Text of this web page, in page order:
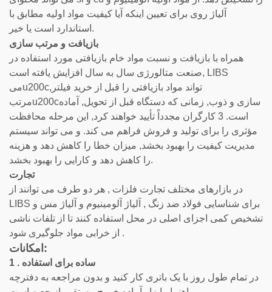
آلیاژ روی برای تعیین اینکه آیا کیفیت مواد اولیه مطابق با
استاندارد است یا خیر.
بازیافت و مرتب سازی
همراه با بازیافت و نسبت مواد خام بازیافتی مورد استفاده در
صنعت متالورژی سال به سال افزایش یافته است, LIBS
میu200cتواند مواد بازیافتی را قبل از خرید فیلتر,
مرتبu200cسازی و ذوب, زمانی که دستگاه قبل از تحویل, آماده
است. 3 کارگران مجدداً تأیید خواهند کرد, این مرحله محافظت
مؤثری را برای تولید و فروش فراهم می کند. و می تواند سیستم
مدیریت کیفیت را بهبود بخشد, میزان خطا را کاهش دهد و هزینه
را کاهش دهد و کارایی را بهبود بخشد.
تجارت
در بازارهای مختلف تجارت فلزات , هر دو طرف می توانند از
LIBS برای شناسایی فولاد ضد زنگ , آلیاژ آلومینیوم و آلیاژ مس و
تشخیص کمی اجزای اصلی در محل استفاده کنند تا از تلفات ناشی
از خرابی مواد جلوگیری شود .
امکانات:
1 . ساده برای استفاده
در تمام طول روز با یک باتری کار کنید و بدون مراجعه به دفترچه